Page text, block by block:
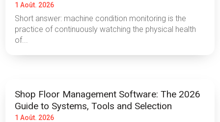
1 Août. 2026
Short answer: machine condition monitoring is the
practice of continuously watching the physical health
of...
Shop Floor Management Software: The 2026
Guide to Systems, Tools and Selection
1 Août. 2026